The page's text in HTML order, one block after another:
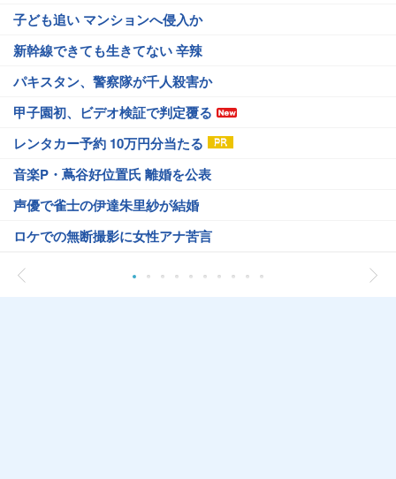
子ども追い マンションへ侵入か
新幹線できても生きてない 辛辣
パキスタン、警察隊が千人殺害か
甲子園初、ビデオ検証で判定覆る
レンタカー予約 10万円分当たる
音楽P・蔦谷好位置氏 離婚を公表
声優で雀士の伊達朱里紗が結婚
ロケでの無断撮影に女性アナ苦言